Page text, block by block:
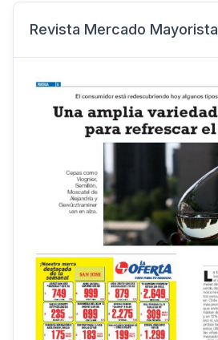
Revista Mercado Mayorista